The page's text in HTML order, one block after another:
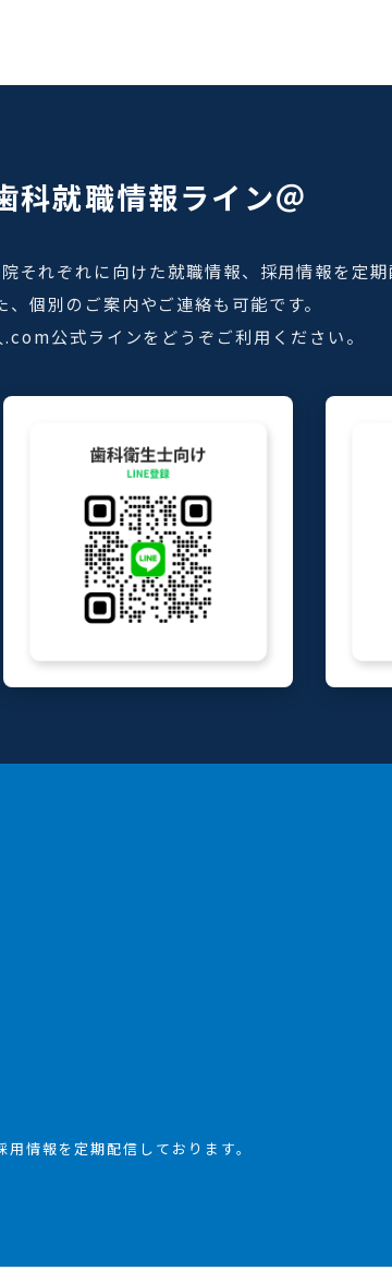
科就職情報ライン＠
それぞれに向けた就職情報、採用情報を定期
、個別のご案内やご連絡も可能です。
公式ラインをどうぞご利用ください。
情報を定期配信しております。